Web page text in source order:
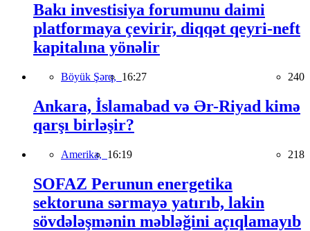
Bakı investisiya forumunu daimi
platformaya çevirir, diqqət qeyri-neft
kapitalına yönəlir
Böyük Şərq, 16:27 240
Ankara, İslamabad və Ər-Riyad kimə
qarşı birləşir?
Amerika, 16:19 218
SOFAZ Perunun energetika
sektoruna sərmayə yatırıb, lakin
sövdələşmənin məbləğini açıqlamayıb